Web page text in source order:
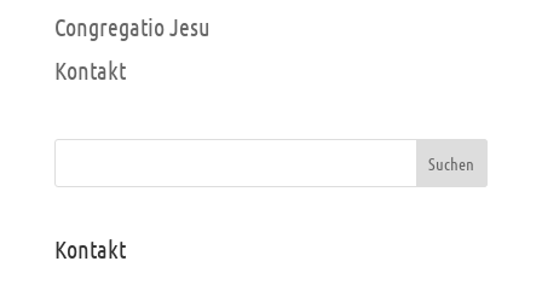
Congregatio Jesu
Kontakt
Suchen
Kontakt